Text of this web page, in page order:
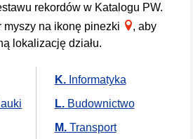
rekordów w Katalogu PW.
myszy na ikonę pinezki
, aby
lokalizację działu.
K.Informatyka
L.Budownictwo
M.Transport